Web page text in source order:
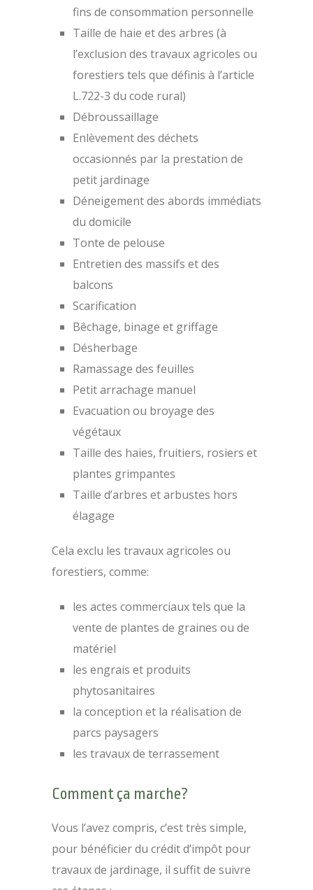
fins de consommation personnelle
Taille de haie et des arbres (à
l’exclusion des travaux agricoles ou
forestiers tels que définis à l’article
L.722-3 du code rural)
Débroussaillage
Enlèvement des déchets
occasionnés par la prestation de
petit jardinage
Déneigement des abords immédiats
du domicile
Tonte de pelouse
Entretien des massifs et des
balcons
Scarification
Bêchage, binage et griffage
Désherbage
Ramassage des feuilles
Petit arrachage manuel
Evacuation ou broyage des
végétaux
Taille des haies, fruitiers, rosiers et
plantes grimpantes
Taille d’arbres et arbustes hors
élagage
Cela exclu les travaux agricoles ou
forestiers, comme:
les actes commerciaux tels que la
vente de plantes de graines ou de
matériel
les engrais et produits
phytosanitaires
la conception et la réalisation de
parcs paysagers
les travaux de terrassement
Comment ça marche?
Vous l’avez compris, c’est très simple,
pour bénéficier du crédit d’impôt pour
travaux de jardinage, il suffit de suivre